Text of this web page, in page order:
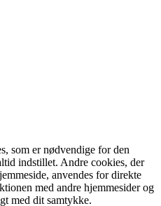
som er nødvendige for den
indstillet. Andre cookies, der
anvendes for direkte
med andre hjemmesider og
med dit samtykke.